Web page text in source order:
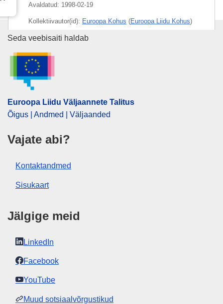
Avaldatud: 1998-02-19
Kollektiivautor(id): Euroopa Kohus (Euroopa Liidu Kohus)
CELEX : 61997CC0052
ECLI : ECLI:EU:C:1998:78
Euroopa Liidu Väljaannete
Seda veebisaiti haldab
Euroopa Liidu Väljaannete Talitus
Õigus | Andmed | Väljaanded
Vajate abi?
Kontaktandmed
Sisukaart
Jälgige meid
LinkedIn
Facebook
YouTube
Muud sotsiaalvõrgustikud